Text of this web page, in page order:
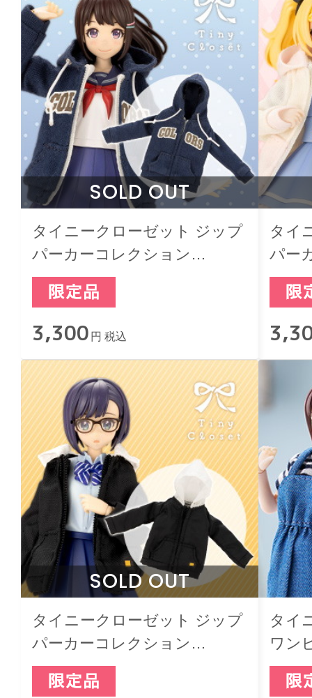
SOLD OUT
タイニークローゼット ジップ
パーカーコレクション
Vol.2【Navy】
3,300 円 税込
タイ
パー
Vol.2
SOLD OUT
タイニークローゼット ジップ
パーカーコレクション
Vol.2【Black】
タイ
ワン